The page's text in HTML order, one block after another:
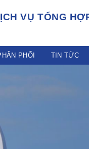
VỤ TỔNG
PHỐI TIN TỨC